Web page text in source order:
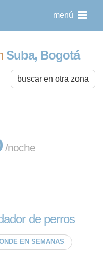
menú
Suba, Bogotá
buscar en otra zona
/noche
de perros
EN SEMANAS